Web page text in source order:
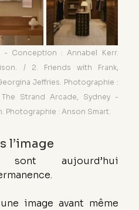
- Conception : Annabel Kerr.
/ 2. Friends with Frank,
Jeffries. Photographie :
Strand Arcade, Sydney -
: Anson Smart.
l’image
aujourd’hui
image avant même